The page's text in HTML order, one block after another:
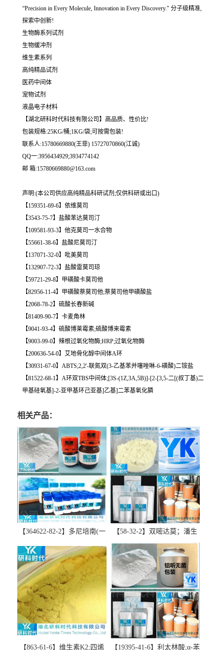
“Precision in Every Molecule, Innovation in Every Discovery." 分子级精准,
探索中创新!
生物酶系列试剂
生物缓冲剂
维生素系列
高纯精品试剂
医药中间体
宠物试剂
液晶电子材料
【湖北研科时代科技有限公司】高品质、性价比!
包装规格:25KG/桶;1KG/袋;可按需包装!
联系人:15780669880(王菲) 15727070860(江诚)
QQ一:3956434929;3934774142
邮 箱:15780669880@163.com
声明:(本公司供应高纯精品科研试剂;仅供科研或出口)
【159351-69-6】依维莫司
【3543-75-7】盐酸苯达莫司汀
【109581-93-3】他克莫司一水合物
【55661-38-6】盐酸尼莫司汀
【137071-32-0】吡美莫司
【132907-72-3】盐酸雷莫司琼
【59721-29-8】甲磺酸卡莫司他
【82956-11-4】甲磺酸萘莫司他;萘莫司他甲磺酸盐
【2068-78-2】硫酸长春新碱
【81409-90-7】卡麦角林
【9041-93-4】硫酸博莱霉素;硫酸博来霉素
【9003-99-0】辣根过氧化物酶;HRP;过氧化物酶
【200636-54-0】艾地骨化醇中间体A环
【30931-67-0】ABTS;2,2'-联氮双(3-乙基苯并噻唑啉-6-磺酸)二铵盐
【81522-68-1】A环双TBS中间体;[3S-(1Z,3A,5B)]-[2-[3,5-二[(叔丁基)二
甲基硅氧基]-2-亚甲基环己亚基]乙基]二苯基氧化膦
相关产品：
【364622-82-2】多尼培南(一
精品科研试剂-湖北研科时代
科技-“研”无止境;“科”学创
新！支持三方验证；支持定
制；检测图谱；MSDS等技术
支持！
【58-32-2】双嘧达莫；潘生
丁-精品科研试剂-湖北研科时
代科技-“研”无止境;“科”学创
新！支持三方验证；支持定
制；检测图谱；MSDS等技术
支持！
【863-61-6】维生素K2;四烯 【19395-41-6】利太林酸;α-苯